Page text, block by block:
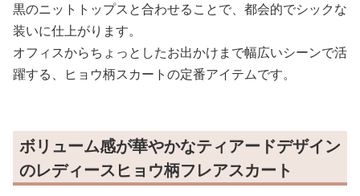
黒のニットトップスと合わせることで、都会的でシックな
装いに仕上がります。
オフィスからちょっとしたお出かけまで幅広いシーンで活
躍する、ヒョウ柄スカートの定番アイテムです。
ボリューム感が華やかなティアードデザイン
のレディースヒョウ柄フレアスカート